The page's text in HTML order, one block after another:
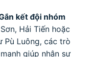
kết đội nhóm
Hải Tiến hoặc
Pù Luông, các trò
giúp nhân sự